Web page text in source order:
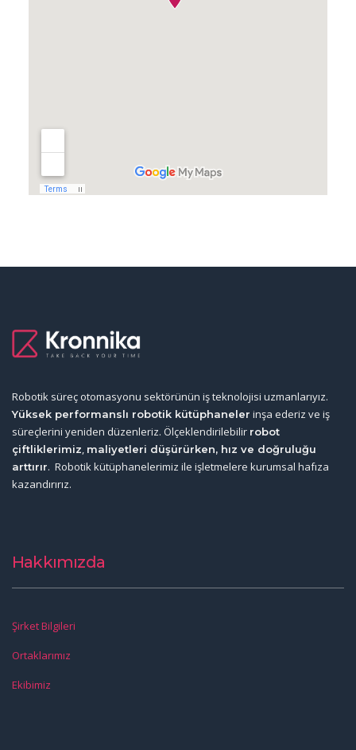
Robotik süreç otomasyonu sektörünün iş teknolojisi uzmanlarıyız.
Yüksek performanslı robotik kütüphaneler inşa ederiz ve iş
süreçlerini yeniden düzenleriz. Ölçeklendirilebilir robot
çiftliklerimiz, maliyetleri düşürürken, hız ve doğruluğu
arttırır. Robotik kütüphanelerimiz ile işletmelere kurumsal hafıza
kazandırırız.
Hakkımızda
Şirket Bilgileri
Ortaklarımız
Ekibimiz